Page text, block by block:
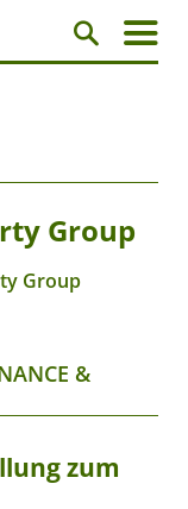
Group
Group
&
zum